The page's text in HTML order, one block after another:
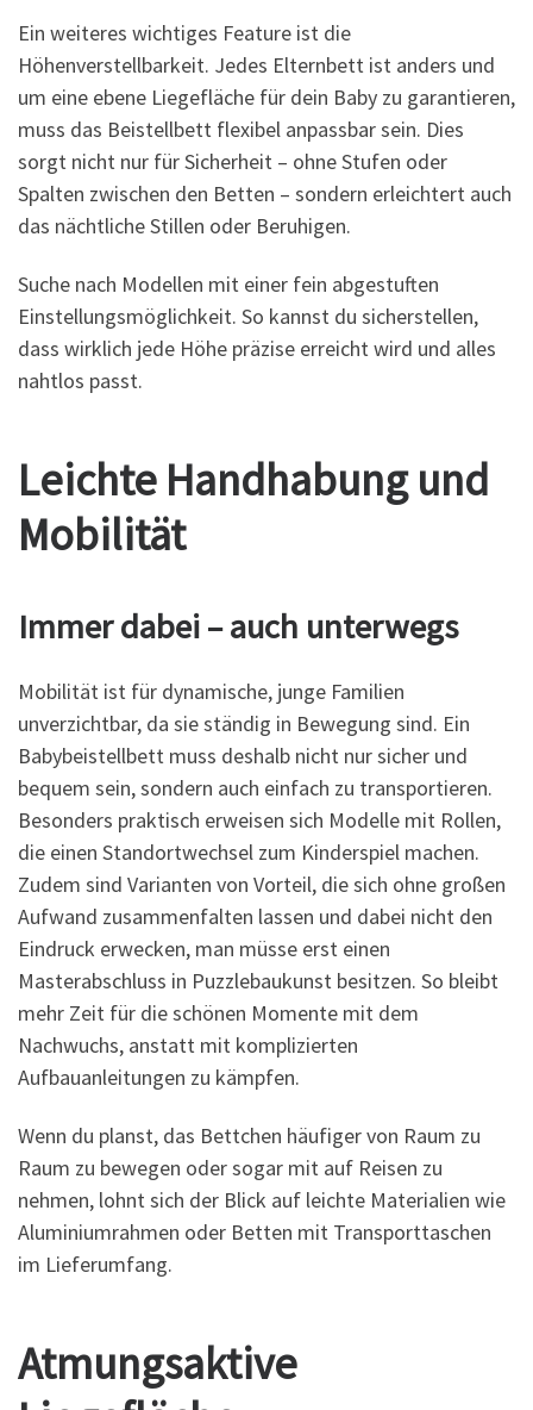
Ein weiteres wichtiges Feature ist die
Höhenverstellbarkeit. Jedes Elternbett ist anders und
um eine ebene Liegefläche für dein Baby zu garantieren,
muss das Beistellbett flexibel anpassbar sein. Dies
sorgt nicht nur für Sicherheit – ohne Stufen oder
Spalten zwischen den Betten – sondern erleichtert auch
das nächtliche Stillen oder Beruhigen.
Suche nach Modellen mit einer fein abgestuften
Einstellungsmöglichkeit. So kannst du sicherstellen,
dass wirklich jede Höhe präzise erreicht wird und alles
nahtlos passt.
Leichte Handhabung und
Mobilität
Immer dabei – auch unterwegs
Mobilität ist für dynamische, junge Familien
unverzichtbar, da sie ständig in Bewegung sind. Ein
Babybeistellbett muss deshalb nicht nur sicher und
bequem sein, sondern auch einfach zu transportieren.
Besonders praktisch erweisen sich Modelle mit Rollen,
die einen Standortwechsel zum Kinderspiel machen.
Zudem sind Varianten von Vorteil, die sich ohne großen
Aufwand zusammenfalten lassen und dabei nicht den
Eindruck erwecken, man müsse erst einen
Masterabschluss in Puzzlebaukunst besitzen. So bleibt
mehr Zeit für die schönen Momente mit dem
Nachwuchs, anstatt mit komplizierten
Aufbauanleitungen zu kämpfen.
Wenn du planst, das Bettchen häufiger von Raum zu
Raum zu bewegen oder sogar mit auf Reisen zu
nehmen, lohnt sich der Blick auf leichte Materialien wie
Aluminiumrahmen oder Betten mit Transporttaschen
im Lieferumfang.
Atmungsaktive